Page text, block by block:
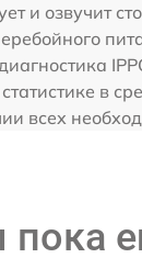
и озвучит
в
всех